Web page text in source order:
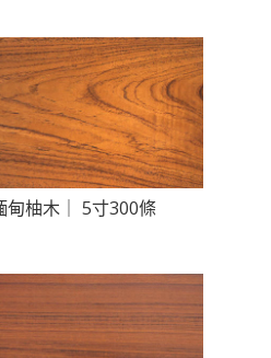
甸柚木｜ 5寸300條